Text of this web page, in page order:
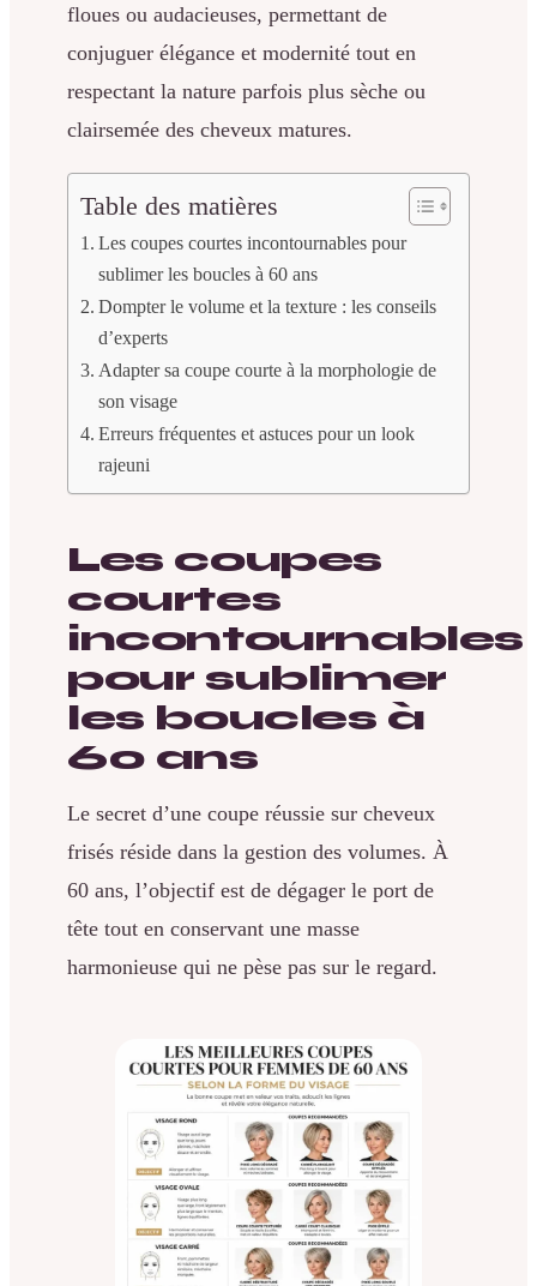
floues ou audacieuses, permettant de
conjuguer élégance et modernité tout en
respectant la nature parfois plus sèche ou
clairsemée des cheveux matures.
Table des matières
Les coupes courtes incontournables pour
sublimer les boucles à 60 ans
Dompter le volume et la texture : les conseils
d’experts
Adapter sa coupe courte à la morphologie de
son visage
Erreurs fréquentes et astuces pour un look
rajeuni
Les coupes
courtes
incontournables
pour sublimer
les boucles à
60 ans
Le secret d’une coupe réussie sur cheveux
frisés réside dans la gestion des volumes. À
60 ans, l’objectif est de dégager le port de
tête tout en conservant une masse
harmonieuse qui ne pèse pas sur le regard.